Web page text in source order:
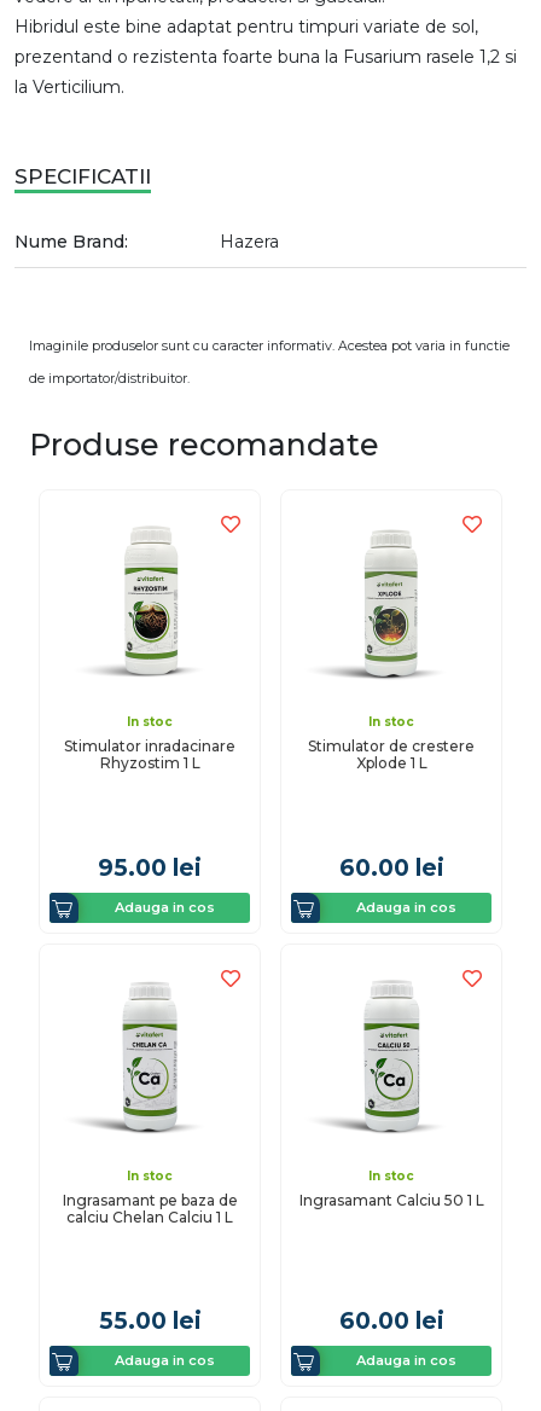
Hibridul este bine adaptat pentru timpuri variate de sol,
prezentand o rezistenta foarte buna la Fusarium rasele 1,2 si
la Verticilium.
SPECIFICATII
Nume Brand: Hazera
Imaginile produselor sunt cu caracter informativ. Acestea pot varia in functie
de importator/distribuitor.
Produse recomandate
In stoc
Stimulator inradacinare
Rhyzostim 1 L
95.00 lei
Adauga in cos
In stoc
Stimulator de crestere
Xplode 1 L
60.00 lei
Adauga in cos
In stoc
Ingrasamant pe baza de
calciu Chelan Calciu 1 L
55.00 lei
Adauga in cos
In stoc
Ingrasamant Calciu 50 1 L
60.00 lei
Adauga in cos